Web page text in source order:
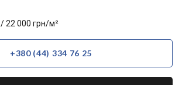
/ 22 000 грн/м²
+380 (44) 334 76 25